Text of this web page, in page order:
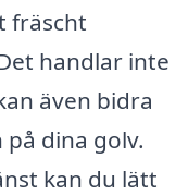
fräscht
handlar inte
även bidra
dina golv.
kan du lätt